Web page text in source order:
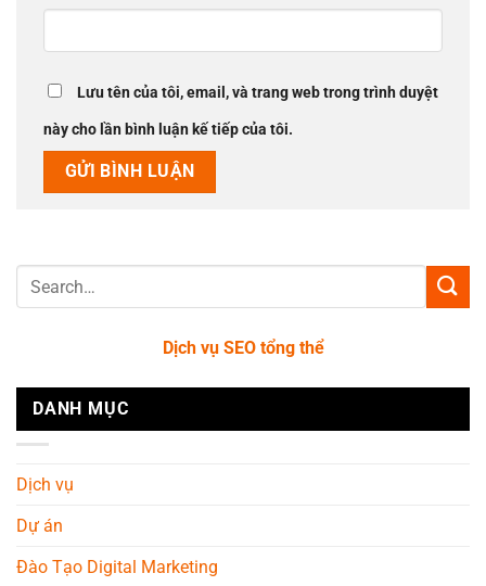
Lưu tên của tôi, email, và trang web trong trình duyệt
này cho lần bình luận kế tiếp của tôi.
Dịch vụ SEO tổng thể
DANH MỤC
Dịch vụ
Dự án
Đào Tạo Digital Marketing